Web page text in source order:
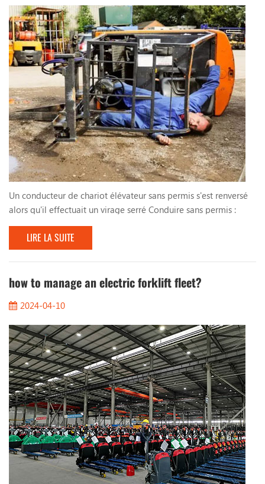
Un conducteur de chariot élévateur sans permis s'est renversé
alors qu'il effectuait un virage serré Conduire sans permis :
Dans de nombreuses usines et centres logistiques, en raison de
besoins de production urgents, des travailleurs manquant de
formation et de qualifications sont parfois embauchés pour
conduire des chariots élévateurs . Ces conducteurs sans permis
n’ont pas les connaissances et ...
LIRE LA SUITE
how to manage an electric forklift fleet?
2024-04-10